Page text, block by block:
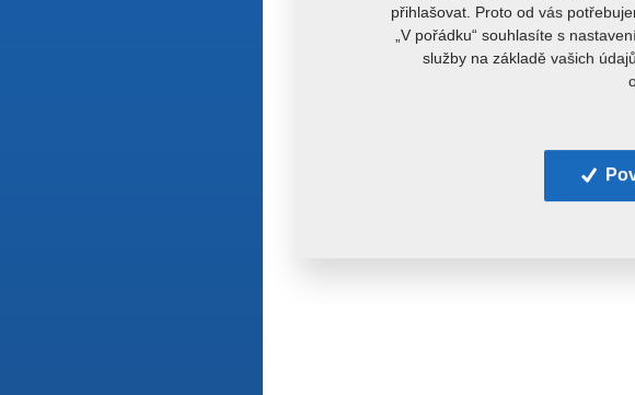
přihlašovat. Proto od vás
„V pořádku“ souhlasíte s
služby na základě vašich